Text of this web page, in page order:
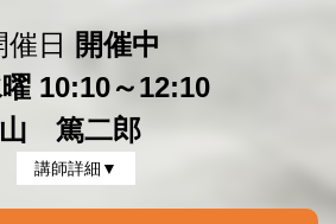
催日
開催中
10:10～12:10
山 篤二郎
講師詳細▼